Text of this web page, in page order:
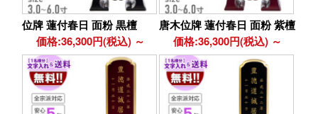
位牌 蓮付春日 面粉 黒檀
価格:36,300円(税込) ～
唐木位牌 蓮付春日 面粉 紫檀
価格:36,300円(税込) ～